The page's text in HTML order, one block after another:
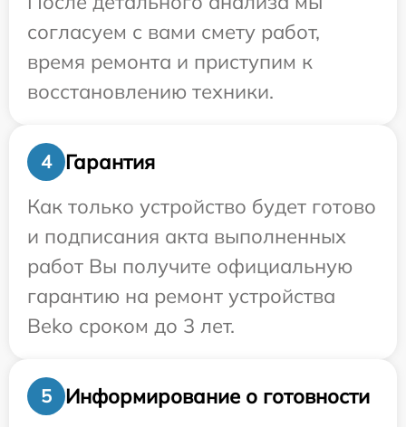
согласуем с вами смету работ,
время ремонта и приступим к
восстановлению техники.
4
Гарантия
Как только устройство будет готово
и подписания акта выполненных
работ Вы получите официальную
гарантию на ремонт устройства
Beko сроком до 3 лет.
5
Информирование о готовности